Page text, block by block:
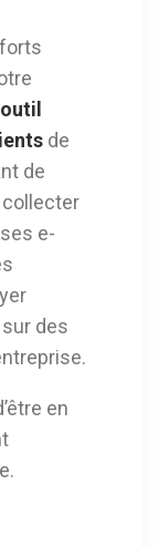
outil
de
de
collecter
e-
des
en